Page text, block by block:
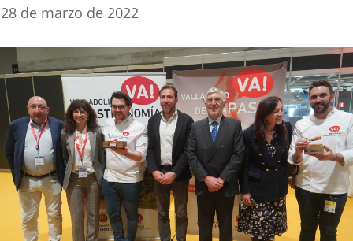
aplicación
externa.
aplicación
externa.
Fecha
la
noticia
28 de marzo de 2022